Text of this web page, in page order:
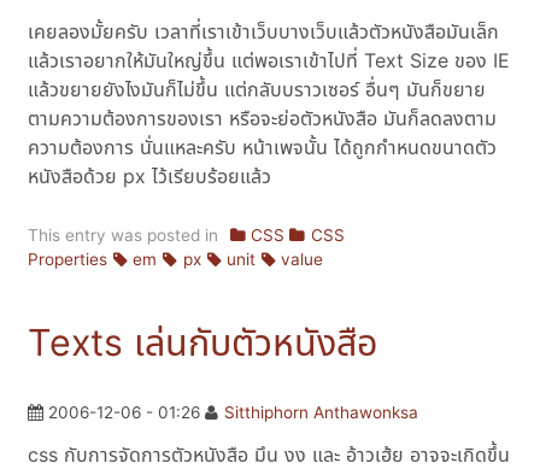
เคยลองมั้ยครับ เวลาที่เราเข้าเว็บบางเว็บแล้วตัวหนังสือมันเล็ก
แล้วเราอยากให้มันใหญ่ขึ้น แต่พอเราเข้าไปที่ Text Size ของ IE
แล้วขยายยังไงมันก็ไม่ขึ้น แต่กลับบราวเซอร์ อื่นๆ มันก็ขยาย
ตามความต้องการของเรา หรือจะย่อตัวหนังสือ มันก็ลดลงตาม
ความต้องการ นั่นแหละครับ หน้าเพจนั้น ได้ถูกกำหนดขนาดตัว
หนังสือด้วย px ไว้เรียบร้อยแล้ว
This entry was posted in CSS
CSS
Properties
em px unit value
Texts เล่นกับตัวหนังสือ
2006-12-06 - 01:26 Sitthiphorn Anthawonksa
css กับการจัดการตัวหนังสือ มึน งง และ อ้าวเฮ้ย อาจจะเกิดขึ้น